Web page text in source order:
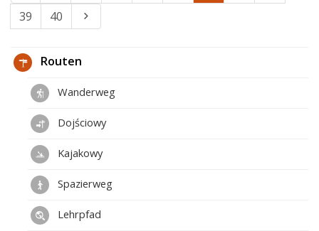
39
40
Routen
Wanderweg
Dojściowy
Kajakowy
Spazierweg
Lehrpfad